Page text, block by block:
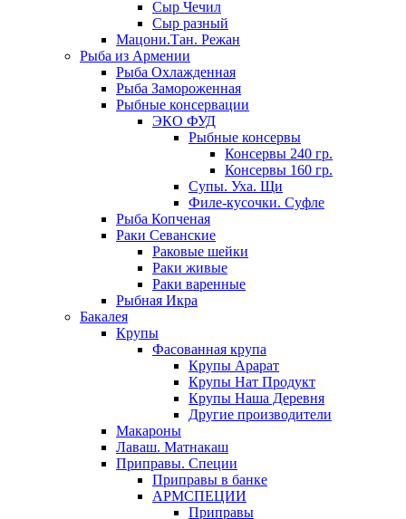
Сыр Чечил
Сыр разный
Мацони.Тан. Режан
Рыба из Армении
Рыба Охлажденная
Рыба Замороженная
Рыбные консервации
ЭКО ФУД
Рыбные консервы
Консервы 240 гр.
Консервы 160 гр.
Супы. Уха. Щи
Филе-кусочки. Суфле
Рыба Копченая
Раки Севанские
Раковые шейки
Раки живые
Раки варенные
Рыбная Икра
Бакалея
Крупы
Фасованная крупа
Крупы Арарат
Крупы Нат Продукт
Крупы Наша Деревня
Другие производители
Макароны
Лаваш. Матнакаш
Приправы. Специи
Приправы в банке
АРМСПЕЦИИ
Приправы